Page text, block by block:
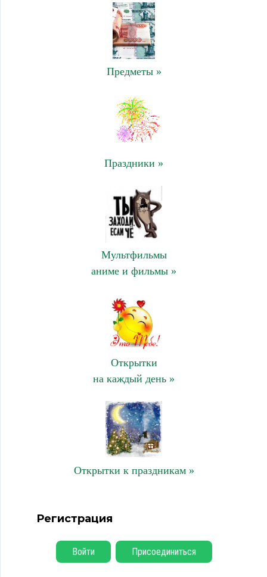
Предметы »
Праздники »
Мультфильмы
аниме и фильмы »
Открытки
на каждый день »
Открытки к праздникам »
Регистрация
Войти Присоединиться